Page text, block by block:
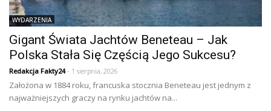
WYDARZENIA
Gigant Świata Jachtów Beneteau – Jak
Polska Stała Się Częścią Jego Sukcesu?
Redakcja Fakty24- 1 sierpnia, 2026
Założona w 1884 roku, francuska stocznia Beneteau jest jednym z
najważniejszych graczy na rynku jachtów na...